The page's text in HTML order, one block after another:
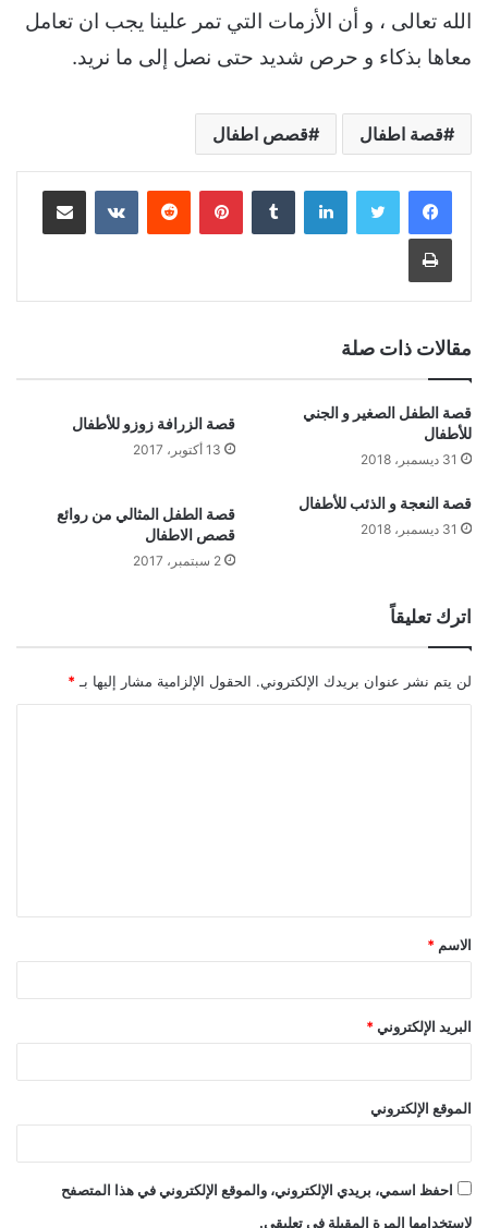
الله تعالى ، و أن الأزمات التي تمر علينا يجب ان تعامل
معاها بذكاء و حرص شديد حتى نصل إلى ما نريد.
قصة اطفال قصص اطفال
لينكدإن بينتيريست مشاركة عبر البريد
طباعة
مقالات ذات صلة
قصة الطفل الصغير و الجني
للأطفال
31 ديسمبر، 2018
قصة الزرافة زوزو للأطفال
13 أكتوبر، 2017
قصة النعجة و الذئب للأطفال
31 ديسمبر، 2018
قصة الطفل المثالي من روائع
قصص الاطفال
2 سبتمبر، 2017
اترك تعليقاً
لن يتم نشر عنوان بريدك الإلكتروني. الحقول الإلزامية مشار إليها بـ *
ق
*
الاسم *
البريد الإلكتروني *
الموقع الإلكتروني
احفظ اسمي، بريدي الإلكتروني، والموقع الإلكتروني في هذا المتصفح
لاستخدامها المرة المقبلة في تعليقي.